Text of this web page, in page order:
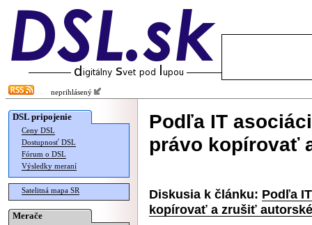
neprihlásený
DSL pripojenie
Ceny DSL
Dostupnosť DSL
Fórum o DSL
Výsledky meraní
Satelitná mapa SR
Merače
Podľa IT
právo kopírovať
Diskusia k článku: Podľa
kopírovať a zrušiť